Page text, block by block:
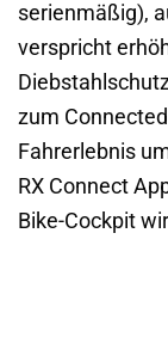
serienmäßig),
verspricht
zum
Fahrerlebnis
RX Connect
Bike-Cockpit